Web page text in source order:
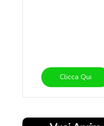
Clicca Qui